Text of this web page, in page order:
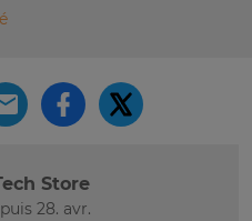
Store
28. avr.